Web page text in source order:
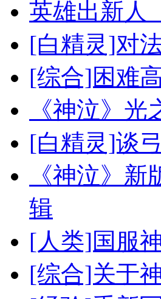
英雄出新人
[白精灵]对
[综合]困难
《神泣》
[白精灵]谈
《神泣》
辑
[人类]国服
[综合]关于